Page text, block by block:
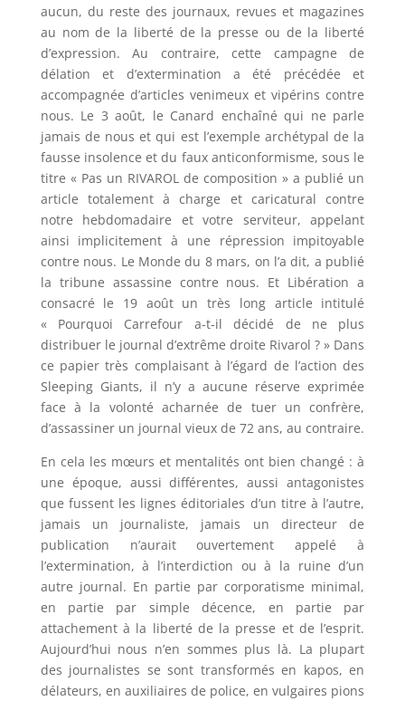
aucun, du reste des journaux, revues et magazines
au nom de la liberté de la presse ou de la liberté
d’expression. Au contraire, cette campagne de
délation et d’extermination a été précédée et
accompagnée d’articles venimeux et vipérins contre
nous. Le 3 août, le Canard enchaîné qui ne parle
jamais de nous et qui est l’exemple archétypal de la
fausse insolence et du faux anticonformisme, sous le
titre « Pas un RIVAROL de composition » a publié un
article totalement à charge et caricatural contre
notre hebdomadaire et votre serviteur, appelant
ainsi implicitement à une répression impitoyable
contre nous. Le Monde du 8 mars, on l’a dit, a publié
la tribune assassine contre nous. Et Libération a
consacré le 19 août un très long article intitulé
« Pourquoi Carrefour a-t-il décidé de ne plus
distribuer le journal d’extrême droite Rivarol ? » Dans
ce papier très complaisant à l’égard de l’action des
Sleeping Giants, il n’y a aucune réserve exprimée
face à la volonté acharnée de tuer un confrère,
d’assassiner un journal vieux de 72 ans, au contraire.
En cela les mœurs et mentalités ont bien changé : à
une époque, aussi différentes, aussi antagonistes
que fussent les lignes éditoriales d’un titre à l’autre,
jamais un journaliste, jamais un directeur de
publication n’aurait ouvertement appelé à
l’extermination, à l’interdiction ou à la ruine d’un
autre journal. En partie par corporatisme minimal,
en partie par simple décence, en partie par
attachement à la liberté de la presse et de l’esprit.
Aujourd’hui nous n’en sommes plus là. La plupart
des journalistes se sont transformés en kapos, en
délateurs, en auxiliaires de police, en vulgaires pions